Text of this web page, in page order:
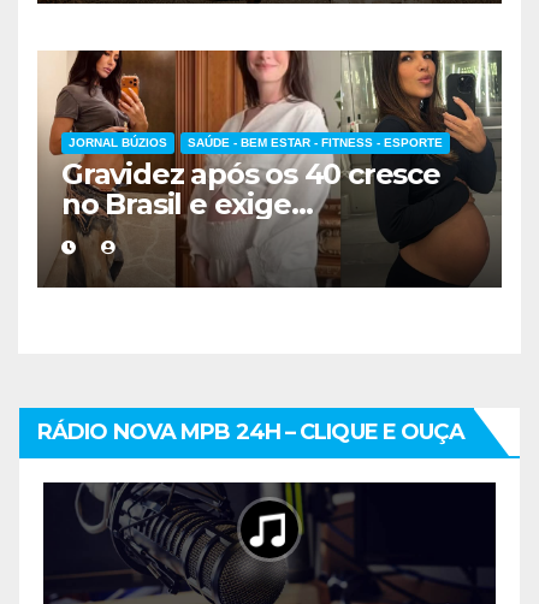
JORNAL BÚZIOS SAÚDE - BEM ESTAR - FITNESS - ESPORTE
Gravidez após os 40 cresce
no Brasil e exige
acompanhamento médico
mais cuidadoso
RÁDIO NOVA MPB 24H – CLIQUE E OUÇA